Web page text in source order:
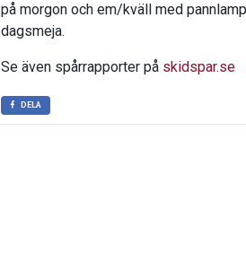
på morgon och em/kväll med
dagsmeja.
Se även spårrapporter på skidspar.se
DELA